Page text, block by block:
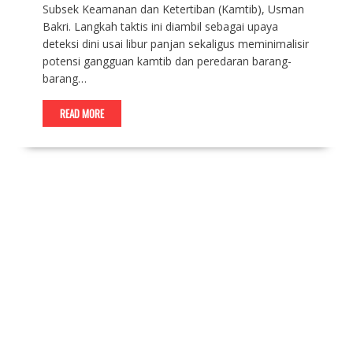
Subsek Keamanan dan Ketertiban (Kamtib), Usman
Bakri. Langkah taktis ini diambil sebagai upaya
deteksi dini usai libur panjan sekaligus meminimalisir
potensi gangguan kamtib dan peredaran barang-
barang…
READ MORE